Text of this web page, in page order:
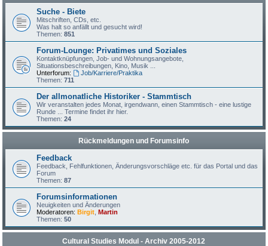
Suche - Biete
Mitschriften, CDs, etc.
Was halt so anfällt und gesucht wird!
Themen:851
Forum-Lounge: Privatimes und Soziales
Kontaktknüpfungen, Job- und Wohnungsangebote,
Situationsbeschreibungen, Kino, Musik ...
Unterforum:
Job/Karriere/Praktika
Themen:711
Der allmonatliche Historiker - Stammtisch
Wir veranstalten jedes Monat, irgendwann, einen Stammtisch - eine lustige
Runde ... Termine findet ihr hier.
Themen:24
Rückmeldungen und Forumsinfo
Feedback
Feedback, Fehlfunktionen, Änderungsvorschläge etc. für das Portal und das
Forum
Themen:87
Forumsinformationen
Neuigkeiten und Änderungen
Moderatoren: Birgit ,Martin
Themen:50
Cultural Studies Modul - Archiv 2005-2012